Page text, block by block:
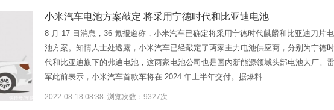
小米汽车电池方案敲定 将采用宁德时代和比亚迪电池
8 月 17 日消息，36 氪报道称，小米汽车已确定将采用宁德时代麒麟和比亚迪刀片电
池方案。知情人士处透露，小米汽车已经敲定了两家主力电池供应商，分别为宁德时
代和比亚迪旗下的弗迪电池，这两家电池公司也是国内新能源领域头部电池大厂。雷
军此前表示，小米汽车首款车将在 2024 年上半年交付。据爆料
2022-08-18 08:38 浏览次数：9327次